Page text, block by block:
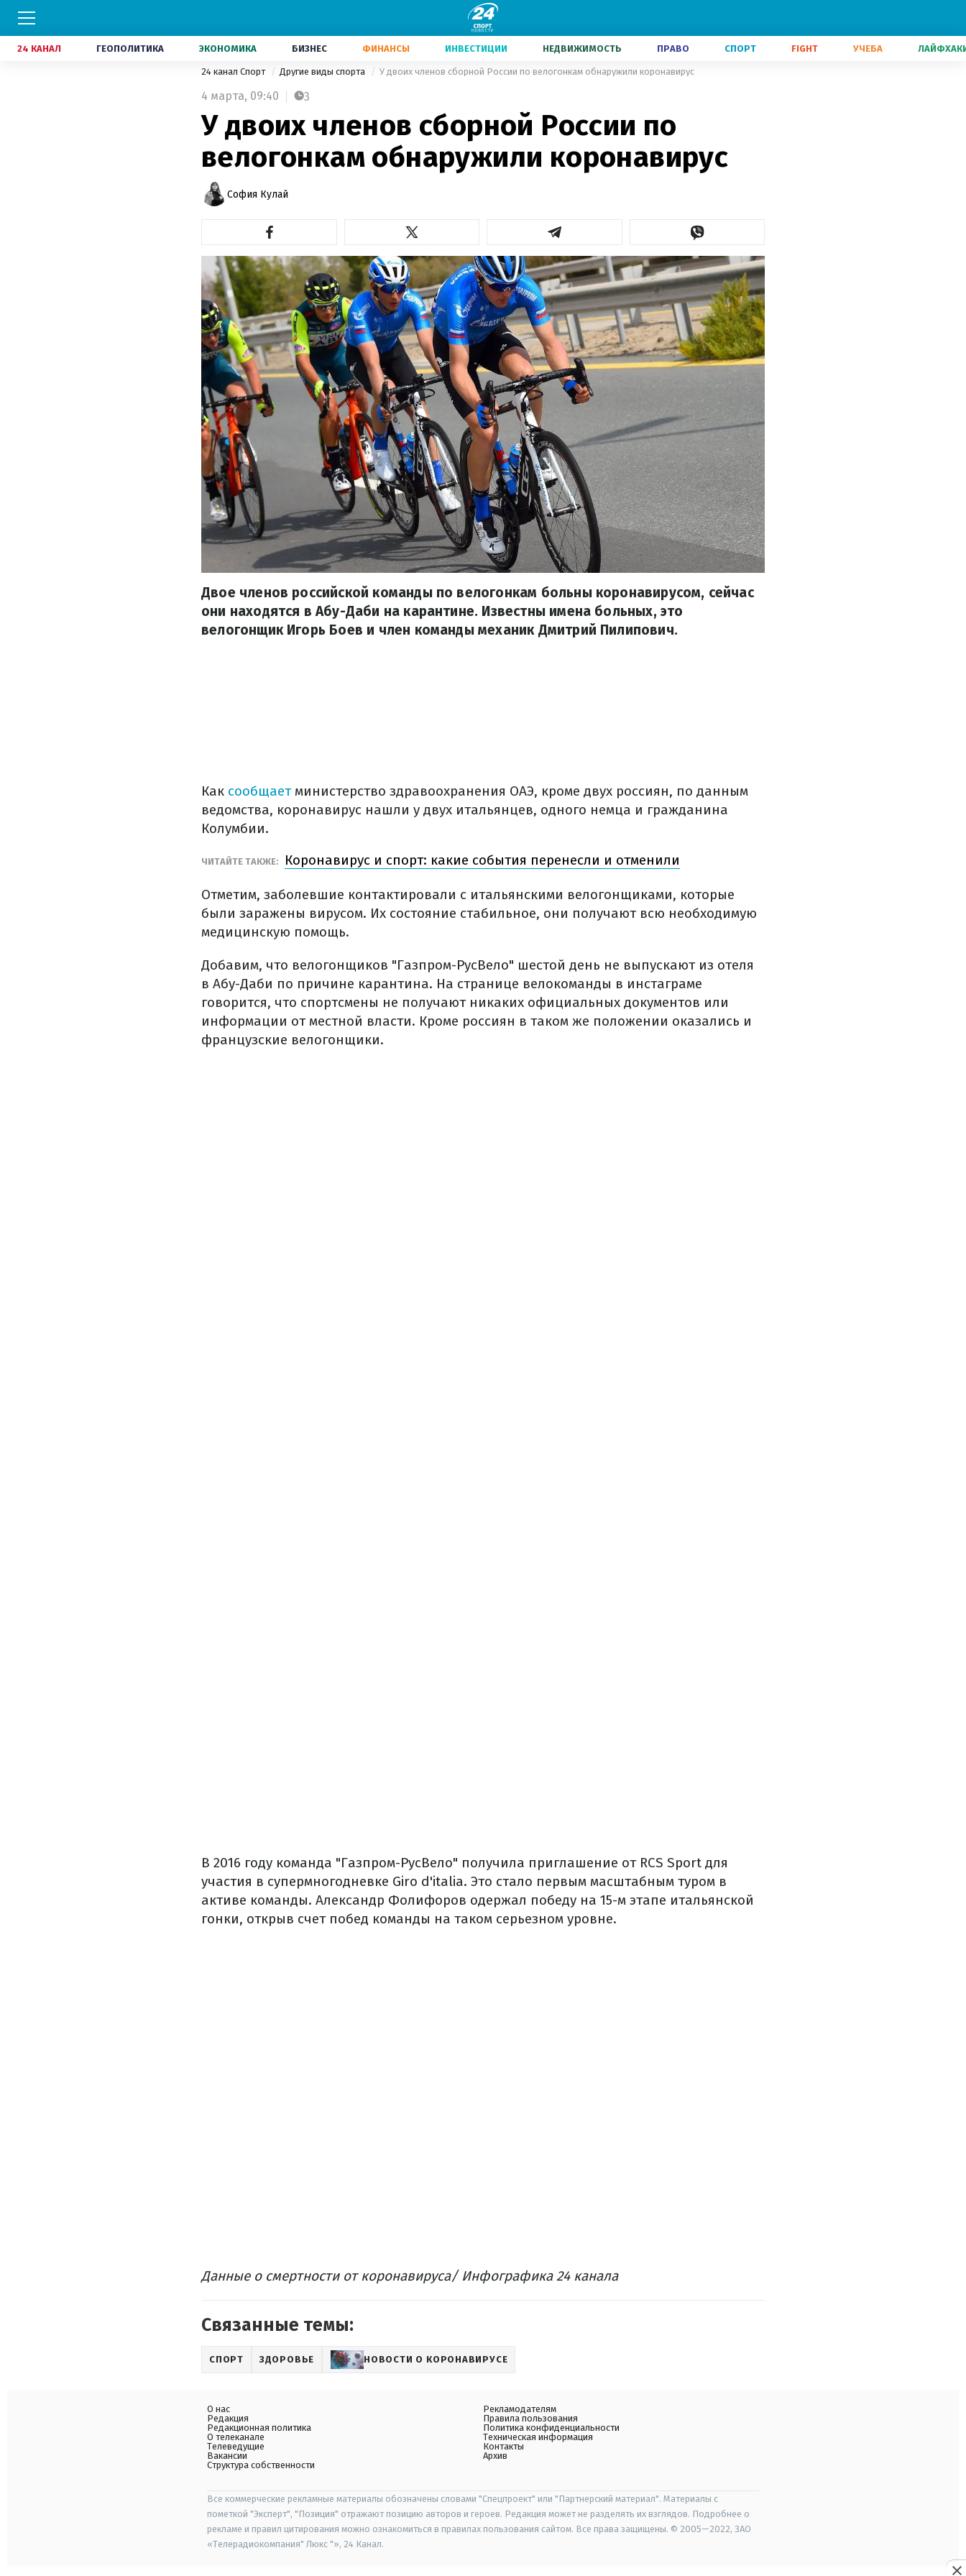
24 КАНАЛ ГЕОПОЛИТИКА ЭКОНОМИКА БИЗНЕС ФИНАНСЫ ИНВЕСТИЦИИ НЕДВИЖИМОСТЬ ПРАВО СПОРТ FIGHT УЧЕБА
24 канал Спорт Другие виды спорта У двоих членов сборной России по велогонкам обнаружили коронавирус
4 марта, 09:40 3
У двоих членов сборной России по
велогонкам обнаружили коронавирус
София Кулай
Двое членов российской команды по велогонкам больны коронавирусом, сейчас
они находятся в Абу-Даби на карантине. Известны имена больных, это
велогонщик Игорь Боев и член команды механик Дмитрий Пилипович.
Как сообщаетминистерство здравоохранения ОАЭ, кроме двух россиян, по данным
ведомства, коронавирус нашли у двух итальянцев, одного немца и гражданина
Колумбии.
ЧИТАЙТЕ ТАКЖЕ: Коронавирус и спорт: какие события перенесли и отменили
Отметим, заболевшие контактировали с итальянскими велогонщиками, которые
были заражены вирусом. Их состояние стабильное, они получают всю необходимую
медицинскую помощь.
Добавим, что велогонщиков "Газпром-РусВело" шестой день не выпускают из отеля
в Абу-Даби по причине карантина. На странице велокоманды в инстаграме
говорится, что спортсмены не получают никаких официальных документов или
информации от местной власти. Кроме россиян в таком же положении оказались и
французские велогонщики.
В 2016 году команда "Газпром-РусВело" получила приглашение от RCS Sport для
участия в супермногодневке Giro d'italia. Это стало первым масштабным туром в
активе команды. Александр Фолифоров одержал победу на 15-м этапе итальянской
гонки, открыв счет побед команды на таком серьезном уровне.
Данные о смертности от коронавируса/ Инфографика 24 канала​
Связанные темы:
СПОРТ ЗДОРОВЬЕ НОВОСТИ О КОРОНАВИРУСЕ
О нас
Редакция
Редакционная политика
О телеканале
Телеведущие
Вакансии
Структура собственности
Рекламодателям
Правила пользования
Политика конфиденциальности
Техническая информация
Контакты
Архив
Все коммерческие рекламные материалы обозначены словами "Спецпроект" или "Партнерский материал". Материалы с
пометкой "Эксперт", "Позиция" отражают позицию авторов и героев. Редакция может не разделять их взглядов. Подробнее о
рекламе и правил цитирования можно ознакомиться в правилах пользования сайтом. Все права защищены. © 2005—2022, ЗАО
«Телерадиокомпания" Люкс "», 24 Канал.